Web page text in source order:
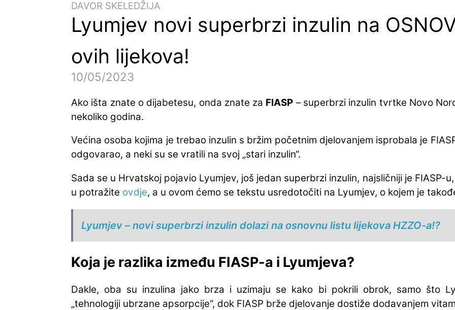
DAVOR SKELEDŽIJA
Lyumjev novi superbrzi inzulin na
ovih lijekova!
10/05/2023
Ako išta znate o dijabetesu, onda znate za FIASP – superbrzi inzulin tvrtke Novo
nekoliko godina.
Većina osoba kojima je trebao inzulin s bržim početnim djelovanjem isprobala je
odgovarao, a neki su se vratili na svoj „stari inzulin“.
Sada se u Hrvatskoj pojavio Lyumjev, još jedan superbrzi inzulin, najsličniji je FIASP-
u potražite ovdje, a u ovom ćemo se tekstu usredotočiti na Lyumjev, o kojem je
Lyumjev – novi superbrzi inzulin dolazi na osnovnu listu lijekova HZZO-a!?
Koja je razlika između FIASP-a i Lyumjeva?
Dakle, oba su inzulina jako brza i uzimaju se kako bi pokrili obrok, samo što
„tehnologiji ubrzane apsorpcije“, dok FIASP brže djelovanje dostiže dodavanjem